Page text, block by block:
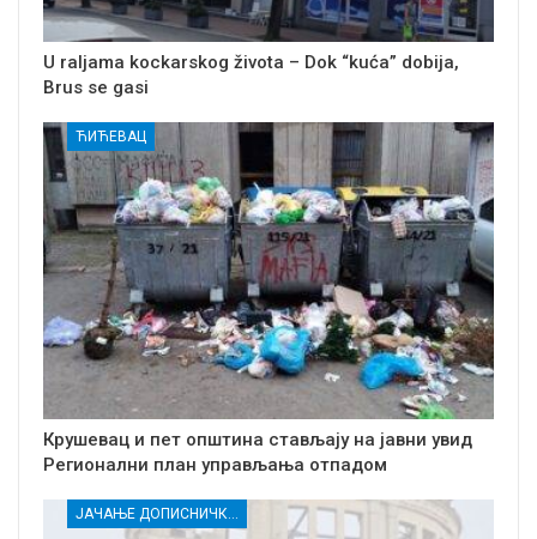
U raljama kockarskog života – Dok “kuća” dobija,
Brus se gasi
ЋИЋЕВАЦ
Крушевац и пет општина стављају на јавни увид
Регионални план управљања отпадом
ЈАЧАЊЕ ДОПИСНИЧКЕ МРЕЖЕ НЕЗАВИСНИХ МЕДИЈА У РАСИНСКОМ ОКРУГУ